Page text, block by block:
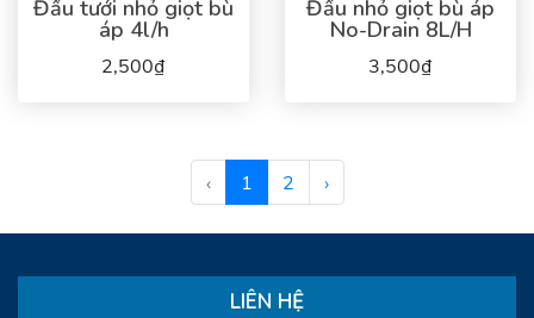
Đầu tưới nhỏ giọt bù
áp 4l/h
2,500₫
Đầu nhỏ giọt bù áp
No-Drain 8L/H
3,500₫
‹ 1 2 ›
LIÊN HỆ